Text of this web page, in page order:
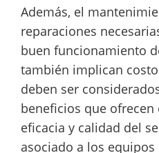
Además, el
reparaciones
buen funcionamiento
también implican
deben ser
beneficios que
eficacia y calidad del
asociado a los